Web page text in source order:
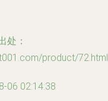
处：
product/72.html
06 02:14:38